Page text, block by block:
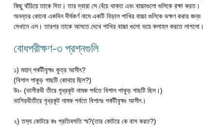
কিছু বাঁচিয়ে তাকে দিত। তার দ্বারা সে বেঁচে থাকত এবং বাচ্চাগুলো গুলিকে রক্ষা করত।
অনন্তর কোনো একদিন দীর্ঘকর্ণ নামে একটি বিড়াল পাখির বাচ্চা গুলিকে ভক্ষণ করার জন্য
সেখানে এল। তারপর তাকে আসতে দেখে পাখির বাচ্চা গুলো ভয়ে কলাহল করতে লাগলো।
বোধপরীক্ষণ-৩ প্রশ্নগুলি
১) মহান্ পর্কটীবৃক্ষঃ কুত্র আসীৎ?
(বিশাল পাকুড় গাছটি কোথায় ছিল?)
উঃ- (ভাগীরথী তীরে গৃধ্রকূট নামক পর্বতে বিশাল পাকুড় গাছটি ছিল।)
ভাগিরথীতীরে গৃধ্রকূট নামক পর্বতে বিশালঃ পর্কটীবৃক্ষঃ আসীৎ।
২) তস‍্য কোটরে কঃ প্রতিবসতি স্ম?(তার কোটরে কে বাস করত?)